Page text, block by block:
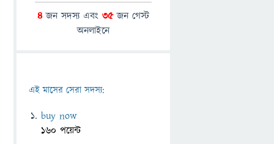
4 জন সদস্য এবং 35জন গেস্ট
অনলাইনে
এই মাসের সেরা সদস্য:
buy now
160 পয়েন্ট